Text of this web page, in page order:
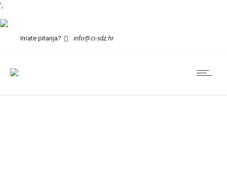
';
Imate pitanja? info@ci-sdz.hr
Odluku o odabiru